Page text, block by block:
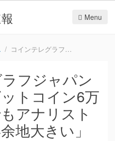
Menu
コインテレグラフジャパンニュース：ビットコイン6万ドル台突破でもアナリストは「まだ上昇余地大きい」と分析
フジャパン
トコイン6万
アナリスト
地大きい」